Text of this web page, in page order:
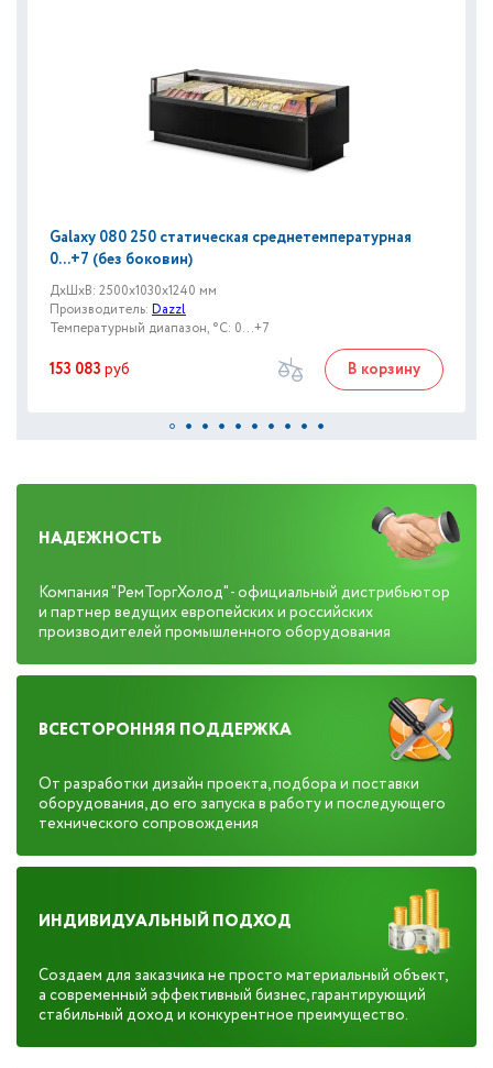
Galaxy 080 250 статическая среднетемпературная
0...+7 (без боковин)
ДxШxВ: 2500x1030x1240 мм
Производитель: Dazzl
Температурный диапазон, °C: 0...+7
153 083 руб В корзину
НАДЕЖНОСТЬ
Компания "РемТоргХолод" - официальный дистрибьютор
и партнер ведущих европейских и российских
производителей промышленного оборудования
ВСЕСТОРОННЯЯ ПОДДЕРЖКА
От разработки дизайн проекта, подбора и поставки
оборудования, до его запуска в работу и последующего
технического сопровождения
ИНДИВИДУАЛЬНЫЙ ПОДХОД
Создаем для заказчика не просто материальный объект,
а современный эффективный бизнес, гарантирующий
стабильный доход и конкурентное преимущество.